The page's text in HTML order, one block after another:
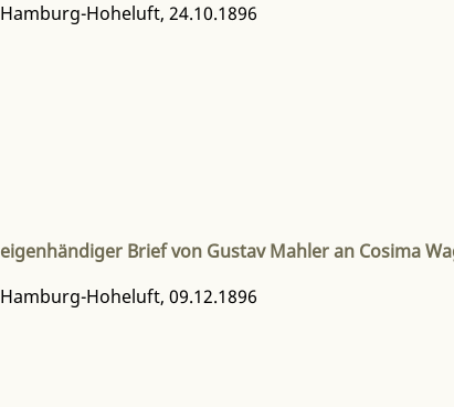
Hamburg-Hoheluft, 24.10.1896
eigenhändiger Brief von Gustav Mahler an Cosima
Hamburg-Hoheluft, 09.12.1896